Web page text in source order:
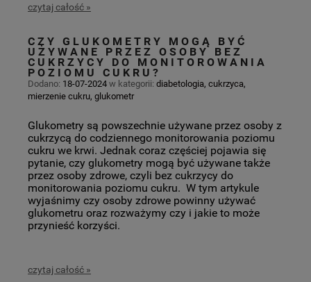
czytaj całość »
CZY GLUKOMETRY MOGĄ BYĆ
UŻYWANE PRZEZ OSOBY BEZ
CUKRZYCY DO MONITOROWANIA
POZIOMU CUKRU?
Dodano: 18-07-2024 w kategorii: diabetologia, cukrzyca,
mierzenie cukru, glukometr
Glukometry są powszechnie używane przez osoby z
cukrzycą do codziennego monitorowania poziomu
cukru we krwi. Jednak coraz częściej pojawia się
pytanie, czy glukometry mogą być używane także
przez osoby zdrowe, czyli bez cukrzycy do
monitorowania poziomu cukru. W tym artykule
wyjaśnimy czy osoby zdrowe powinny używać
glukometru oraz rozważymy czy i jakie to może
przynieść korzyści.
czytaj całość »